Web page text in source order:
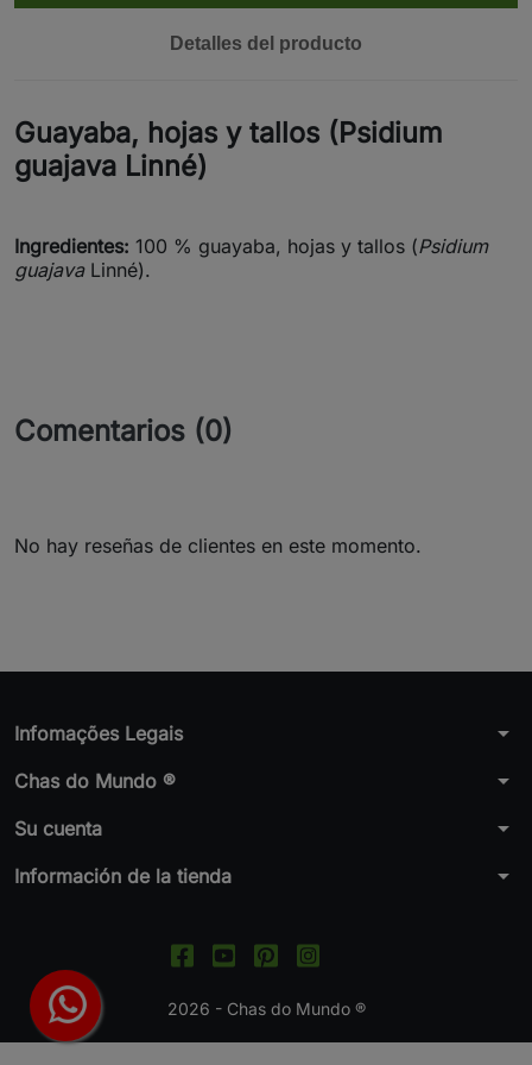
Detalles del producto
Guayaba, hojas y tallos (Psidium
guajava Linné)
Ingredientes: 100 % guayaba, hojas y tallos (Psidium
guajavaLinné).
Comentarios (0)
No hay reseñas de clientes en este momento.
Infomações Legais arrow_drop_down
Chas do Mundo ® arrow_drop_down
Su cuenta arrow_drop_down
Información de la tienda arrow_drop_down
2026 - Chas do Mundo ®